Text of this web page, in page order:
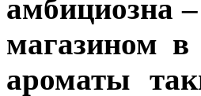
амбициозна
магазином
ароматы